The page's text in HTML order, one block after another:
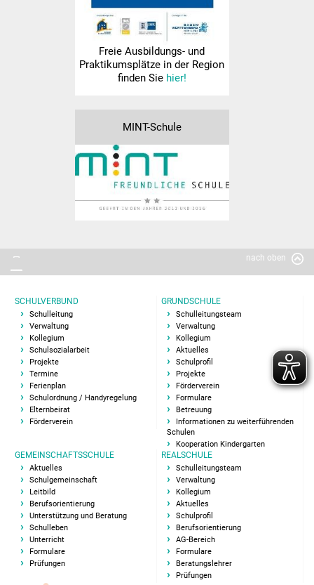
Aktuelles
Schulgemeinschaft
Sekretariat GMS
Übermittag Team
Leitbild
Berufsorientierung
Unterstützung und
Beratung
Förderverein
Schulsozialarbeit
Schulleben
Methoden Montag
Freie Ausbildungs- und
Praktikumsplätze in der Region
finden Sie hier!
MINT-Schule
nach oben
SCHULVERBUND
Schulleitung
Verwaltung
Kollegium
Schulsozialarbeit
Projekte
Termine
Ferienplan
Schulordnung / Handyregelung
Elternbeirat
Förderverein
GRUNDSCHULE
Schulleitungsteam
Verwaltung
Kollegium
Aktuelles
Schulprofil
Projekte
Förderverein
Formulare
Betreuung
Informationen zu weiterführenden
Schulen
Kooperation Kindergarten
GEMEINSCHAFTSSCHULE
Aktuelles
Schulgemeinschaft
Leitbild
Berufsorientierung
Unterstützung und Beratung
Schulleben
Unterricht
Formulare
Prüfungen
REALSCHULE
Schulleitungsteam
Verwaltung
Kollegium
Aktuelles
Schulprofil
Berufsorientierung
AG-Bereich
Formulare
Beratungslehrer
Prüfungen